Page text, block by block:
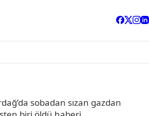
sobadan sızan gazdan